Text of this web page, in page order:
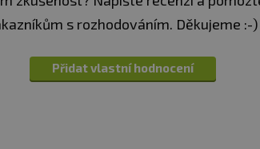
zejména pro sportovce. Není
s rozhodováním. Děkujeme :-)
Přidat vlastní hodnocení